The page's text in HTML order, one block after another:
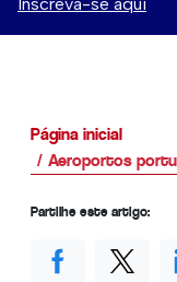
Página inicial
Aeroportos
Partilhe este artigo: